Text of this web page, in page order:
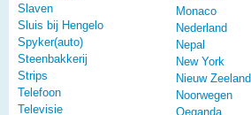
Slaven
Sluis bij Hengelo
Spyker(auto)
Steenbakkerij
Strips
Telefoon
Televisie
Monaco
Nederland
Nepal
New York
Nieuw Zeeland
Noorwegen
Oeganda